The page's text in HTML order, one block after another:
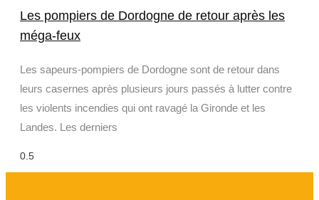
Les pompiers de Dordogne de retour après les
méga-feux
Les sapeurs-pompiers de Dordogne sont de retour dans
leurs casernes après plusieurs jours passés à lutter contre
les violents incendies qui ont ravagé la Gironde et les
Landes. Les derniers